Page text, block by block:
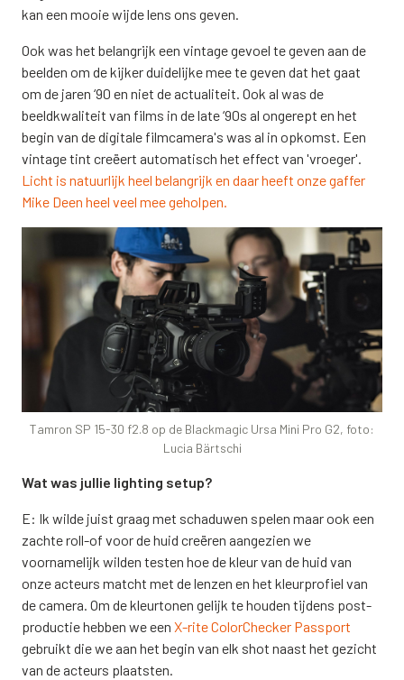
kan een mooie wijde lens ons geven.
Ook was het belangrijk een vintage gevoel te geven aan de
beelden om de kijker duidelijke mee te geven dat het gaat
om de jaren ‘90 en niet de actualiteit. Ook al was de
beeldkwaliteit van films in de late ‘90s al ongerept en het
begin van de digitale filmcamera's was al in opkomst. Een
vintage tint creëert automatisch het effect van 'vroeger'.
Licht is natuurlijk heel belangrijk en daar heeft onze gaffer
Mike Deen heel veel mee geholpen.
Tamron SP 15-30 f2.8 op de Blackmagic Ursa Mini Pro G2, foto:
Lucia Bärtschi
Wat was jullie lighting setup?
E: Ik wilde juist graag met schaduwen spelen maar ook een
zachte roll-of voor de huid creëren aangezien we
voornamelijk wilden testen hoe de kleur van de huid van
onze acteurs matcht met de lenzen en het kleurprofiel van
de camera. Om de kleurtonen gelijk te houden tijdens post-
productie hebben we een X-rite ColorChecker Passport
gebruikt die we aan het begin van elk shot naast het gezicht
van de acteurs plaatsten.